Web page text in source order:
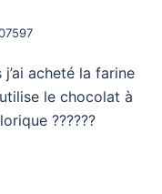
acheté la farine
le chocolat à
??????